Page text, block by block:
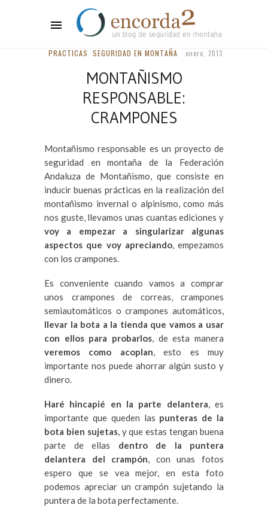
PRACTICAS SEGURIDAD EN MONTAÑA enero, 2013
MONTAÑISMO
RESPONSABLE:
CRAMPONES
Montañismo responsable es un proyecto de
seguridad en montaña de la Federación
Andaluza de Montañismo, que consiste en
inducir buenas prácticas en la realización del
montañismo invernal o alpinismo, como más
nos guste, llevamos unas cuantas ediciones y
voy a empezar a singularizar algunas
aspectos que voy apreciando, empezamos
con los crampones.
Es conveniente cuando vamos a comprar
unos crampones de correas, crampones
semiautomáticos o crampones automáticos,
llevar la bota a la tienda que vamos a usar
con ellos para probarlos, de esta manera
veremos como acoplan, esto es muy
importante nos puede ahorrar algún susto y
dinero.
Haré hincapié en la parte delantera, es
importante que queden las punteras de la
bota bien sujetas, y que estas tengan buena
parte de ellas dentro de la puntera
delantera del crampón, con unas fotos
espero que se vea mejor, en esta foto
podemos apreciar un crampón sujetando la
puntera de la bota perfectamente.